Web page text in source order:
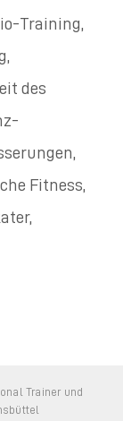
Training,
,
des
,
Fitness,
,
Trainer und